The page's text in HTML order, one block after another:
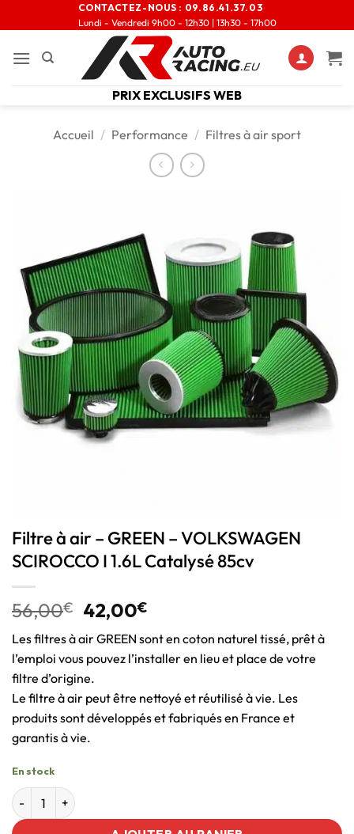
CONTACTEZ-NOUS : 09.86.41.37.03
Lundi - Vendredi 9h00 - 12h30 | 13h30 - 17h00
PRIX EXCLUSIFS WEB
Accueil / Performance / Filtres à air sport
Filtre à air – GREEN – VOLKSWAGEN
SCIROCCO I 1.6L Catalysé 85cv
56,00€ 42,00€
Les filtres à air GREEN sont en coton naturel tissé, prêt à
l’emploi vous pouvez l’installer en lieu et place de votre
filtre d’origine.
Le filtre à air peut être nettoyé et réutilisé à vie. Les
produits sont développés et fabriqués en France et
garantis à vie.
En stock